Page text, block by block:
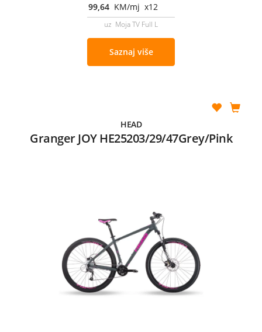
99,64 KM/mj x12
uz Moja TV Full L
Saznaj više
HEAD
Granger JOY HE25203/29/47Grey/Pink